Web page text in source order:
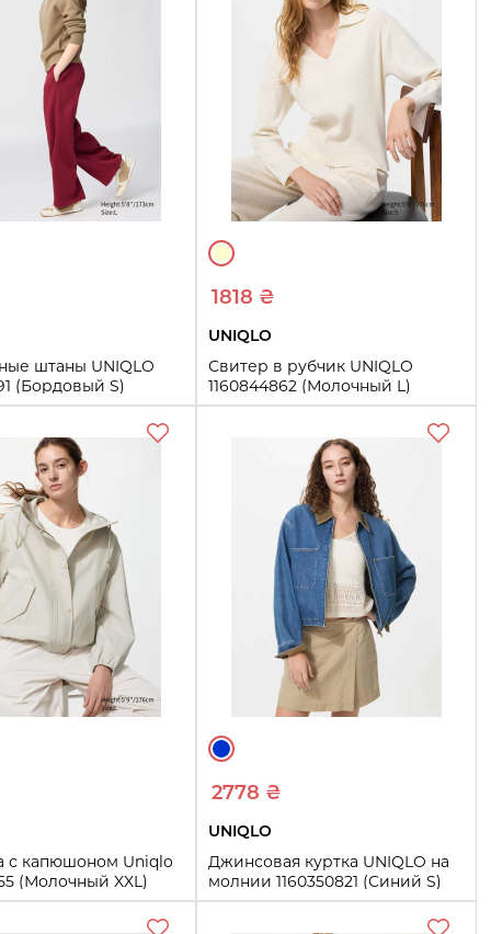
штаны UNIQLO
(Бордовый S)
Купить
1818 ₴
UNIQLO
Свитер в рубчик UNIQLO
1160844862 (Молочный L)
Купить
с капюшоном Uniqlo
(Молочный XXL)
2778 ₴
UNIQLO
Джинсовая куртка UNIQLO на
молнии 1160350821 (Синий S)